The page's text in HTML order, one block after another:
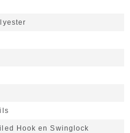
Hook en Swinglock